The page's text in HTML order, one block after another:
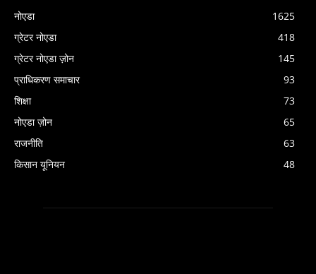
नोएडा
1625
ग्रेटर नोएडा
418
ग्रेटर नोएडा ज़ोन
145
प्राधिकरण समाचार
93
शिक्षा
73
नोएडा ज़ोन
65
राजनीति
63
किसान यूनियन
48